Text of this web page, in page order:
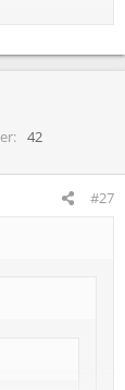
da
42
#27